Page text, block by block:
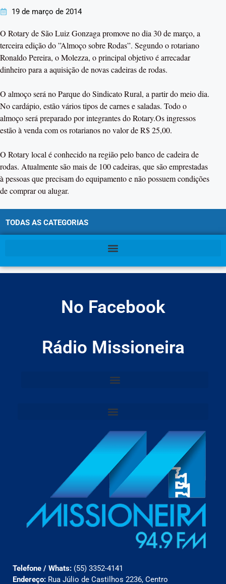
19 de março de 2014
O Rotary de São Luiz Gonzaga promove no dia 30 de março, a
terceira edição do ”Almoço sobre Rodas”. Segundo o rotariano
Ronaldo Pereira, o Molezza, o principal objetivo é arrecadar
dinheiro para a aquisição de novas cadeiras de rodas.
O almoço será no Parque do Sindicato Rural, a partir do meio dia.
No cardápio, estão vários tipos de carnes e saladas. Todo o
almoço será preparado por integrantes do Rotary.Os ingressos
estão à venda com os rotarianos no valor de R$ 25,00.
O Rotary local é conhecido na região pelo banco de cadeira de
rodas. Atualmente são mais de 100 cadeiras, que são emprestadas
à pessoas que precisam do equipamento e não possuem condições
de comprar ou alugar.
TODAS AS CATEGORIAS
No Facebook
Rádio Missioneira
Telefone / Whats: (55) 3352-4141
Endereço: Rua Júlio de Castilhos 2236, Centro